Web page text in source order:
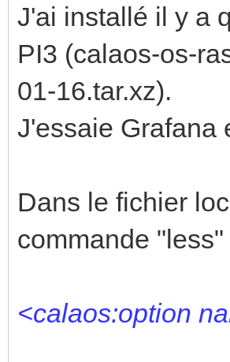
J'ai installé il y a
PI3 (calaos-os-
01-16.tar.xz).
J'essaie Grafana
Dans le fichier
commande
<calaos:option